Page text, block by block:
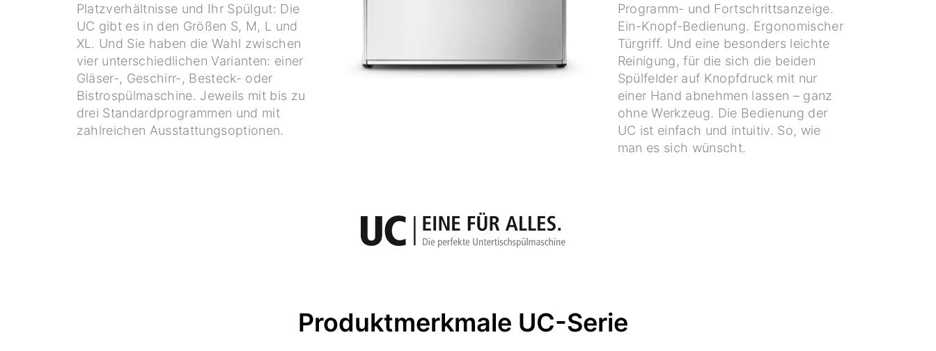
Platzverhältnisse und Ihr Spülgut: Die
UC gibt es in den Größen S, M, L und
XL. Und Sie haben die Wahl zwischen
vier unterschiedlichen Varianten: einer
Gläser-, Geschirr-, Besteck- oder
Bistrospülmaschine. Jeweils mit bis zu
drei Standardprogrammen und mit
zahlreichen Ausstattungsoptionen.
Programm- und Fortschrittsanzeige.
Ein-Knopf-Bedienung. Ergonomischer
Türgriff. Und eine besonders leichte
Reinigung, für die sich die beiden
Spülfelder auf Knopfdruck mit nur
einer Hand abnehmen lassen – ganz
ohne Werkzeug. Die Bedienung der
UC ist einfach und intuitiv. So, wie
man es sich wünscht.
Produktmerkmale UC-Serie